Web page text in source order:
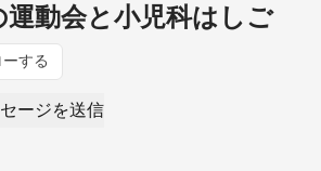
動会と小児科はしご
する
ージを送信